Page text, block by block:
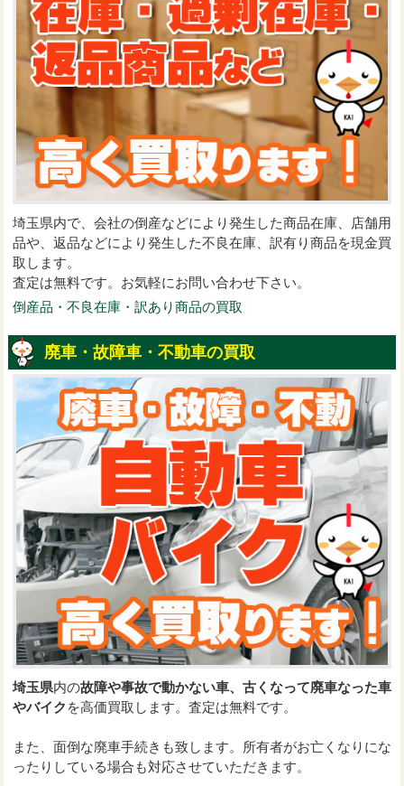
埼玉県内で、会社の倒産などにより発生した商品在庫、店舗用
品や、返品などにより発生した不良在庫、訳有り商品を現金買
取します。
査定は無料です。お気軽にお問い合わせ下さい。
倒産品・不良在庫・訳あり商品の買取
廃車・故障車・不動車の買取
埼玉県内の故障や事故で動かない車、古くなって廃車なった車
やバイク を高価買取します。査定は無料です。
また、面倒な廃車手続きも致します。所有者がお亡くなりにな
ったりしている場合も対応させていただきます。